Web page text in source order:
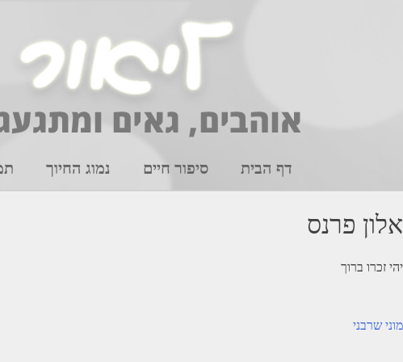
דף הבית סיפור חיים נמוג החיוך
אלון פרנס
יהי זכרו ברוך
ניווט
מוני שרבני